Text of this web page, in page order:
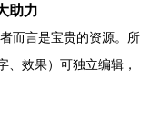
助力
而言是宝贵的资源。所
、效果）可独立编辑，